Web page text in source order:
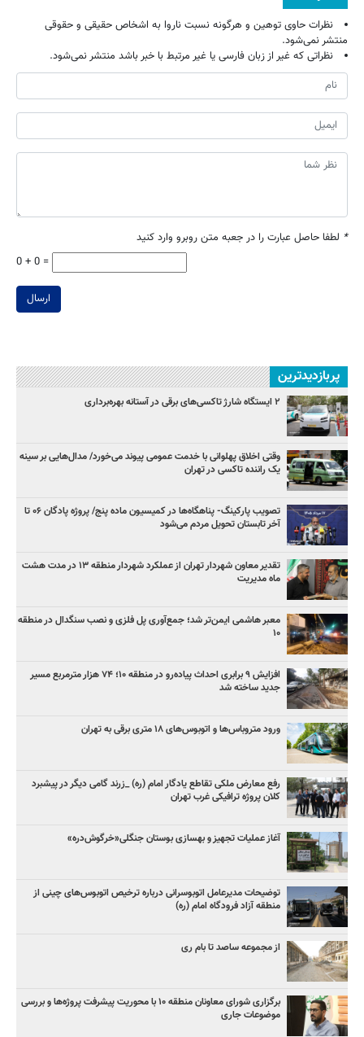
نظرات حاوی توهین و هرگونه نسبت ناروا به اشخاص حقیقی و حقوقی
منتشر نمی‌شود.
نظراتی که غیر از زبان فارسی یا غیر مرتبط با خبر باشد منتشر نمی‌شود.
* لطفا حاصل عبارت را در جعبه متن روبرو وارد کنید
0 + 0 =
ارسال
پربازدیدترین
۲ ایستگاه شارژ تاکسی‌های برقی در آستانه بهره‌برداری
وقتی اخلاق پهلوانی با خدمت عمومی پیوند می‌خورد/ مدال‌هایی بر سینه
یک راننده تاکسی در تهران
تصویب پارکینگ- پناهگاه‌ها در کمیسیون ماده پنج/ پروژه پادگان ۰۶ تا
آخر تابستان تحویل مردم می‌شود
تقدیر معاون شهردار تهران از عملکرد شهردار منطقه ۱۳ در مدت هشت
ماه مدیریت
معبر هاشمی ایمن‌تر شد؛ جمع‌آوری پل فلزی و نصب سنگدال در منطقه
۱۰
افزایش ۹ برابری احداث پیاده‌رو در منطقه ۱۰؛ ۷۴ هزار مترمربع مسیر
جدید ساخته شد
ورود متروباس‌ها و اتوبوس‌های ۱۸ متری برقی به تهران
رفع معارض ملکی تقاطع یادگار امام (ره) _زرند گامی دیگر در پیشبرد
کلان پروژه‌ ترافیکی غرب تهران
آغاز عملیات تجهیز و بهسازی بوستان جنگلی«خرگوش‌دره»
توضیحات مدیرعامل اتوبوسرانی درباره ترخیص اتوبوس‌های چینی از
منطقه آزاد فرودگاه امام (ره)
از مجموعه ساصد تا بام ری
برگزاری شورای معاونان منطقه ۱۰ با محوریت پیشرفت پروژه‌ها و بررسی
موضوعات جاری